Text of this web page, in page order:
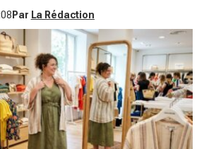
Par La Rédaction